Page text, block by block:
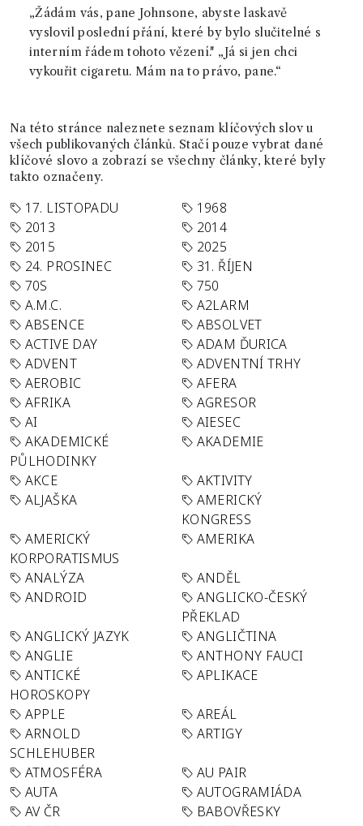
„Žádám vás, pane Johnsone, abyste laskavě
vyslovil poslední přání, které by bylo slučitelné s
interním řádem tohoto vězení." „Já si jen chci
vykouřit cigaretu. Mám na to právo, pane.“
Na této stránce naleznete seznam klíčových slov u
všech publikovaných článků. Stačí pouze vybrat dané
klíčové slovo a zobrazí se všechny články, které byly
takto označeny.
17. LISTOPADU
1968
2013
2014
2015
2025
24. PROSINEC
31. ŘÍJEN
70S
750
A.M.C.
A2LARM
ABSENCE
ABSOLVET
ACTIVE DAY
ADAM ĎURICA
ADVENT
ADVENTNÍ TRHY
AEROBIC
AFERA
AFRIKA
AGRESOR
AI
AIESEC
AKADEMICKÉ
PŮLHODINKY
AKADEMIE
AKCE
AKTIVITY
ALJAŠKA
AMERICKÝ
KONGRESS
AMERICKÝ
KORPORATISMUS
AMERIKA
ANALÝZA
ANDĚL
ANDROID
ANGLICKO-ČESKÝ
PŘEKLAD
ANGLICKÝ JAZYK
ANGLIČTINA
ANGLIE
ANTHONY FAUCI
ANTICKÉ
HOROSKOPY
APLIKACE
APPLE
AREÁL
ARNOLD
SCHLEHUBER
ARTIGY
ATMOSFÉRA
AU PAIR
AUTA
AUTOGRAMIÁDA
AV ČR
BABOVŘESKY